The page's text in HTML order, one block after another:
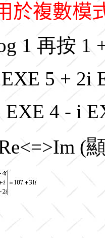
於複數模
1 再按 1
5 + 2i
EXE 4 - i
(